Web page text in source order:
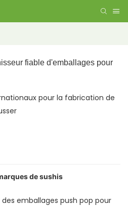
fiable d'emballages pour
pour la fabrication de
de sushis
emballages push pop pour